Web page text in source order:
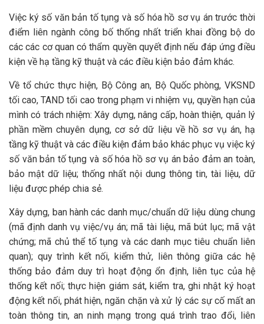
Việc ký số văn bản tố tụng và số hóa hồ sơ vụ án trước thời
điểm liên ngành công bố thống nhất triển khai đồng bộ do
các các cơ quan có thẩm quyền quyết định nếu đáp ứng điều
kiện về hạ tầng kỹ thuật và các điều kiện bảo đảm khác.
Về tổ chức thực hiện, Bộ Công an, Bộ Quốc phòng, VKSND
tối cao, TAND tối cao trong phạm vi nhiệm vụ, quyền hạn của
mình có trách nhiệm: Xây dựng, nâng cấp, hoàn thiện, quản lý
phần mềm chuyên dụng, cơ sở dữ liệu về hồ sơ vụ án, hạ
tầng kỹ thuật và các điều kiện đảm bảo khác phục vụ việc ký
số văn bản tố tụng và số hóa hồ sơ vụ án bảo đảm an toàn,
bảo mật dữ liệu; thống nhất nội dung thông tin, tài liệu, dữ
liệu được phép chia sẻ.
Xây dựng, ban hành các danh mục/chuẩn dữ liệu dùng chung
(mã định danh vụ việc/vụ án; mã tài liệu, mã bút lục; mã vật
chứng; mã chủ thể tố tụng và các danh mục tiêu chuẩn liên
quan); quy trình kết nối, kiểm thử, liên thông giữa các hệ
thống bảo đảm duy trì hoạt động ổn định, liên tục của hệ
thống kết nối; thực hiện giám sát, kiểm tra, ghi nhật ký hoạt
động kết nối, phát hiện, ngăn chặn và xử lý các sự cố mất an
toàn thông tin, an ninh mạng trong quá trình trao đổi, liên